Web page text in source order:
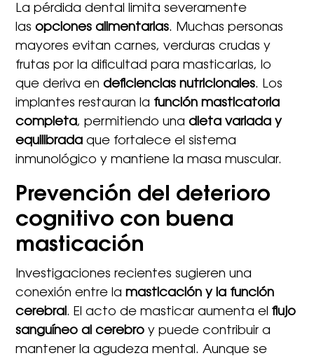
La pérdida dental limita severamente
lasopciones alimentarias. Muchas personas
mayores evitan carnes, verduras crudas y
frutas por la dificultad para masticarlas, lo
que deriva endeficiencias nutricionales. Los
implantes restauran la función masticatoria
completa, permitiendo unadieta variada y
equilibrada que fortalece el sistema
inmunológico y mantiene la masa muscular.
Prevención del deterioro
cognitivo con buena
masticación
Investigaciones recientes sugieren una
conexión entre lamasticación y la función
cerebral. El acto de masticar aumenta elflujo
sanguíneo al cerebro y puede contribuir a
mantener la agudeza mental. Aunque se